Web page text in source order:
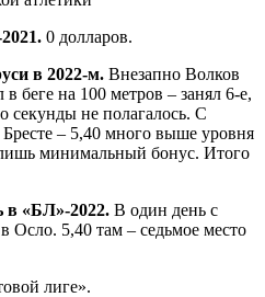
0 долларов.
в 2022-м. Внезапно Волков
беге на 100 метров – занял 6-е,
секунды не полагалось. С
– 5,40 много выше уровня
минимальный бонус. Итого
в «БЛ»-2022. В один день с
Осло. 5,40 там – седьмое место
лиге».